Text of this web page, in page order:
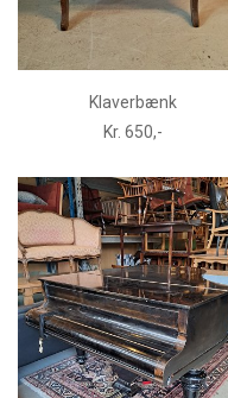
Klaverbænk
Kr. 650,-